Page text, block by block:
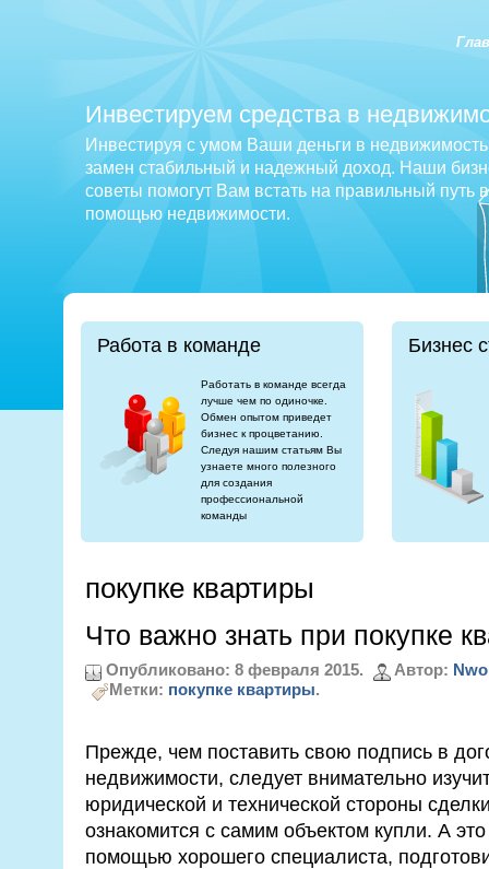
Инвестируем средства в
Инвестируя с умом Ваши деньги в
замен стабильный и надежный доход. Наши
советы помогут Вам встать на правильный путь
помощью недвижимости.
Работа в команде
Работать в команде всегда
лучше чем по одиночке.
Обмен опытом приведет
бизнес к процветанию.
Следуя нашим статьям Вы
узнаете много полезного
для создания
профессиональной
команды
Бизнес
покупке квартиры
Что важно знать при покупке
Опубликовано: 8 февраля 2015. Автор:
Метки: покупке квартиры.
Прежде, чем поставить свою подпись в
недвижимости, следует внимательно
юридической и технической стороны
ознакомится с самим объектом купли. А
помощью хорошего специалиста,